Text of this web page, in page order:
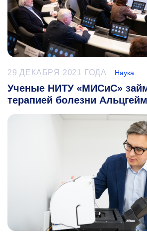
29 ДЕКАБРЯ 2021 ГОДА Наука
Ученые НИТУ «МИСиС»
терапией болезни